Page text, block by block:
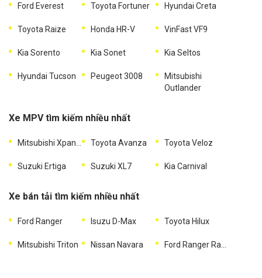
Ford Everest Toyota Fortuner Hyundai Creta
Toyota Raize Honda HR-V VinFast VF9
Kia Sorento Kia Sonet Kia Seltos
Hyundai Tucson Peugeot 3008
Mitsubishi
Outlander
Xe MPV tìm kiếm nhiều nhất
Toyota Avanza Toyota Veloz
Suzuki Ertiga Suzuki XL7 Kia Carnival
Xe bán tải tìm kiếm nhiều nhất
Ford Ranger Isuzu D-Max Toyota Hilux
Mitsubishi Triton Nissan Navara